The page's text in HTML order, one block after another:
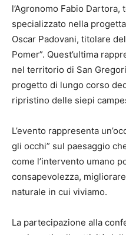
l’Agronomo Fabio
specializzato nella
Oscar Padovani, titolare
Pomer”. Quest’ultima
nel territorio di San
progetto di lungo corso
ripristino delle siepi
L’evento rappresenta
gli occhi” sul paesaggio
come l’intervento umano
consapevolezza,
naturale in cui viviamo.
La partecipazione alla